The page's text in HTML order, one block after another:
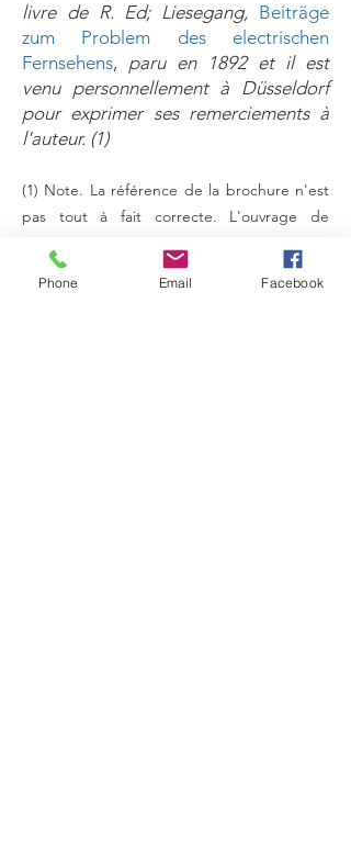
livre de R. Ed; Liesegang, Beiträge
zum Problem des electrischen
Fernsehens, paru en 1892 et il est
venu personnellement à Düsseldorf
pour exprimer ses remerciements à
l'auteur. (1)
(1) Note. La référence de la brochure n'est
pas tout à fait correcte. L'ouvrage de
LIESEGANG, R. E.,Beiträge zum Problem
des electrischen Fernsehens Probleme der
Phone Email Facebook